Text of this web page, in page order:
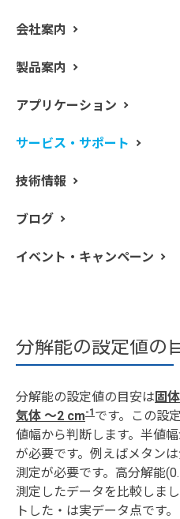
会社案内
製品案内
アプリケーション
サービス・サポート
技術情報
ブログ
イベント・キャンペーン
今回は波数分解能
測定条件を決める時の注意
波数分解能とは
波数分解能は、スペクトル
と言うこともあります。波
くなります。ここからは波
分解能の設定値の
分解能の設定値の目安は 固
気体 ～2 cm-1 です。この設
値幅から判断します。半値
が必要です。例えばメタン
測定が必要です。高分解能
測定したデータを比較しま
トした・は実データ点です。